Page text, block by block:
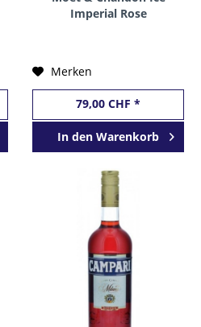
Imperial Rose
Merken
79,00 CHF *
In den Warenkorb